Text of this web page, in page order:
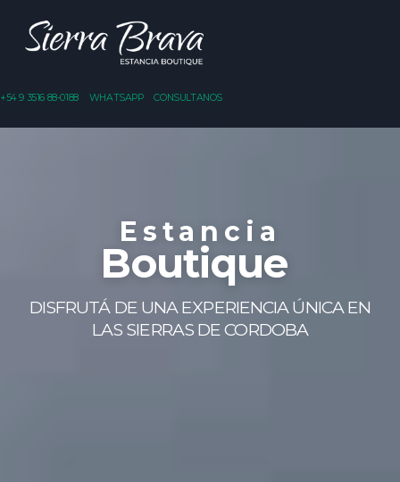
+54 9 3516 88-0188 WHATSAPP CONSULTANOS
Estancia
Boutique
DISFRUTÁ DE UNA EXPERIENCIA ÚNICA EN
LAS SIERRAS DE CORDOBA